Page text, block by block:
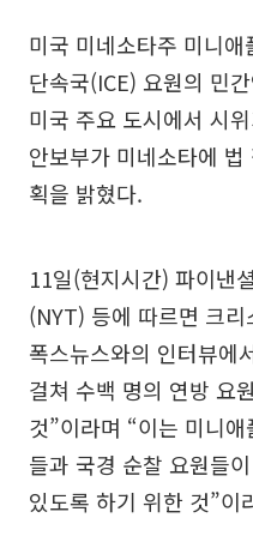
미국 미네소타주 미니
단속국(ICE) 요원의 민
미국 주요 도시에서 시
안보부가 미네소타에
획을 밝혔다.
11일(현지시간) 파이낸
(NYT) 등에 따르면 크
폭스뉴스와의 인터뷰에
걸쳐 수백 명의 연방 요
것”이라며 “이는 미니
들과 국경 순찰 요원들
있도록 하기 위한 것”이